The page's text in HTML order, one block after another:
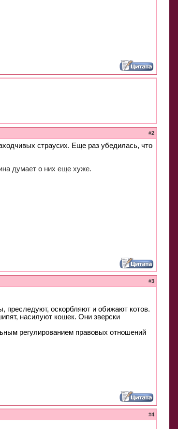
#2
страусих. Еще раз убедилась, что
думает о них еще хуже.
#3
преследуют, оскорбляют и обижают котов.
насилуют кошек. Они зверски
регулированием правовых отношений
#4